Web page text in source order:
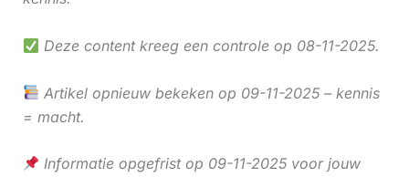
Deze content kreeg een controle op 08-11-2025.
Artikel opnieuw bekeken op 09-11-2025 – kennis
= macht.
Informatie opgefrist op 09-11-2025 voor jouw